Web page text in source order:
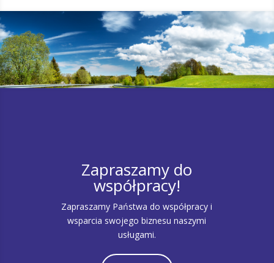
Zapraszamy do
współpracy!
Zapraszamy Państwa do współpracy i
wsparcia swojego biznesu naszymi
usługami.